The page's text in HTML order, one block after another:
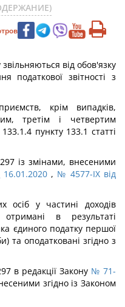
від обов'язку
податкової звітності з
крім випадків,
третім і четвертим
пункту 133.1 статті
із змінами, внесеними
, № 4577-IX від
осіб у частині доходів
в результаті
єдиного податку першої
та оподатковані згідно з
в редакції Закону № 71-
згідно із Законом